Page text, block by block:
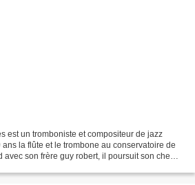
est un tromboniste et compositeur de jazz
la flûte et le trombone au conservatoire de
son frère guy robert, il poursuit son chemin